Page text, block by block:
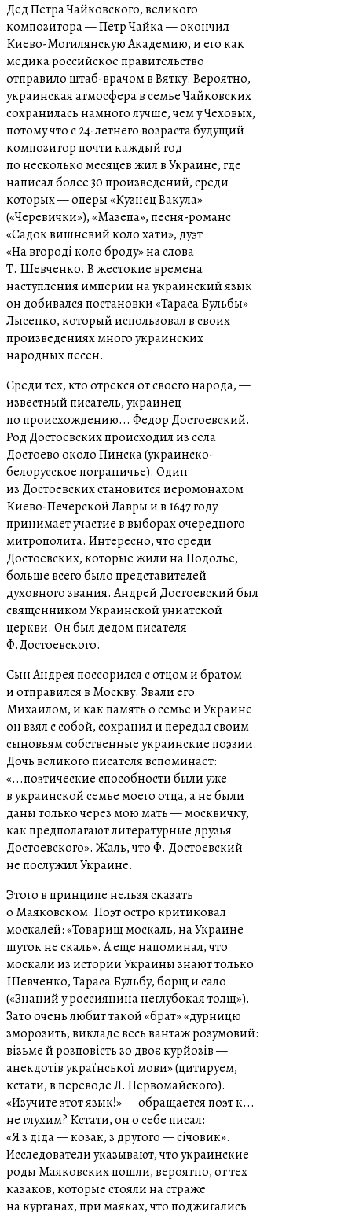
Дед Петра Чайковского, великого
композитора — Петр Чайка — окончил
Киево-Могилянскую Академию, и его как
медика российское правительство
отправило штаб-врачом в Вятку. Вероятно,
украинская атмосфера в семье Чайковских
сохранилась намного лучше, чем у Чеховых,
потому что с 24-летнего возраста будущий
композитор почти каждый год
по несколько месяцев жил в Украине, где
написал более 30 произведений, среди
которых — оперы «Кузнец Вакула»
(«Черевички»), «Мазепа», песня-романс
«Садок вишневий коло хати», дуэт
«На вгороді коло броду» на слова
Т. Шевченко. В жестокие времена
наступления империи на украинский язык
он добивался постановки «Тараса Бульбы»
Лысенко, который использовал в своих
произведениях много украинских
народных песен.
Среди тех, кто отрекся от своего народа, —
известный писатель, украинец
по происхождению... Федор Достоевский.
Род Достоевских происходил из села
Достоево около Пинска (украинско-
белорусское пограничье). Один
из Достоевских становится иеромонахом
Киево-Печерской Лавры и в 1647 году
принимает участие в выборах очередного
митрополита. Интересно, что среди
Достоевских, которые жили на Подолье,
больше всего было представителей
духовного звания. Андрей Достоевский был
священником Украинской униатской
церкви. Он был дедом писателя
Ф.Достоевского.
Сын Андрея поссорился с отцом и братом
и отправился в Москву. Звали его
Михаилом, и как память о семье и Украине
он взял с собой, сохранил и передал своим
сыновьям собственные украинские поэзии.
Дочь великого писателя вспоминает:
«...поэтические способности были уже
в украинской семье моего отца, а не были
даны только через мою мать — москвичку,
как предполагают литературные друзья
Достоевского». Жаль, что Ф. Достоевский
не послужил Украине.
Этого в принципе нельзя сказать
о Маяковском. Поэт остро критиковал
москалей: «Товарищ москаль, на Украине
шуток не скаль». А еще напоминал, что
москали из истории Украины знают только
Шевченко, Тараса Бульбу, борщ и сало
(«Знаний у россиянина неглубокая толщ»).
Зато очень любит такой «брат» «дурницю
зморозить, викладе весь вантаж розумовий:
візьме й розповість зо двоє курйозів —
анекдотів української мови» (цитируем,
кстати, в переводе Л. Первомайского).
«Изучите этот язык!» — обращается поэт к...
не глухим? Кстати, он о себе писал:
«Я з діда — козак, з другого — січовик».
Исследователи указывают, что украинские
роды Маяковских пошли, вероятно, от тех
казаков, которые стояли на страже
на курганах, при маяках, что поджигались